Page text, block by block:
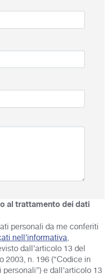
al trattamento dei dati
personali da me conferiti
nell’informativa,
dall’articolo 13 del
2003, n. 196 (“Codice in
e dall’articolo 13